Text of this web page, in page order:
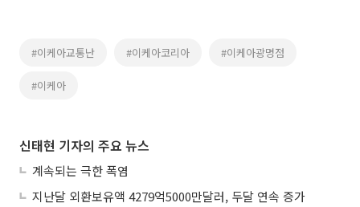
#이케아교통난 #이케아코리아 #이케아광명점
#이케아
신태현 기자의 주요 뉴스
계속되는 극한 폭염
지난달 외환보유액 4279억5000만달러, 두달 연속 증가